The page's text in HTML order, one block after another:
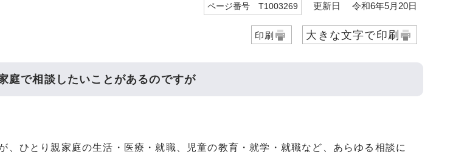
ページ番号 T1003269 更新日 令和6年5月20日
印刷 大きな文字で印刷
庭で相談したいことがあるのですが
、ひとり親家庭の生活・医療・就職、児童の教育・就学・就職など、あらゆる相談に